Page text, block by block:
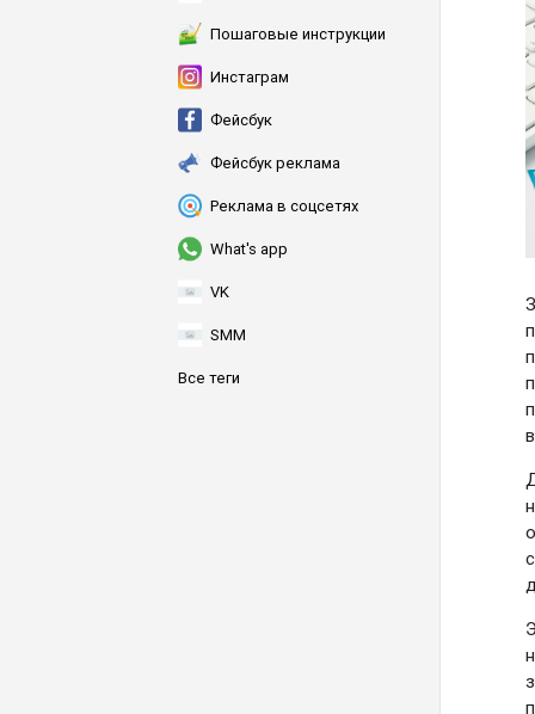
Пошаговые инструкции
Инстаграм
Фейсбук
Фейсбук реклама
Реклама в соцсетях
What's app
VK
SMM
Все теги